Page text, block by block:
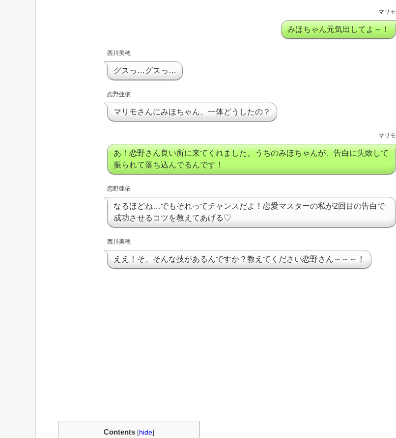
マリモ
みほちゃん元気出してよ～！
西川美穂
グスっ…グスっ…
恋野亜依
マリモさんにみほちゃん、一体どうしたの？
マリモ
あ！恋野さん良い所に来てくれました。うちのみほちゃんが、告白に失敗して
振られて落ち込んでるんです！
恋野亜依
なるほどね…でもそれってチャンスだよ！恋愛マスターの私が2回目の告白で
成功させるコツを教えてあげる♡
西川美穂
ええ！そ、そんな技があるんですか？教えてください恋野さん～～～！
Contents [hide]